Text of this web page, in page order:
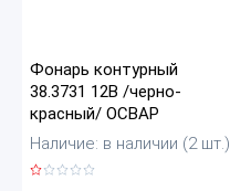
Фонарь контурный
38.3731 12В /черно-
красный/ ОСВАР
Наличие: в наличии (2 шт.)